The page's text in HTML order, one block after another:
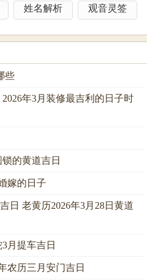
月十九。丙午年辛卯月庚辰
入宅、安门，安葬。冲煞：冲
辰为水库，亦为天罗之一，
」日，主决断，权威。此日搬
理岗位之人能震慑家宅，使邪
属狗，此日不宜进行安门仪
最强，但需配合家主八字不忌
月二十；丙午年辛卯月辛巳
动土、出行，订婚、祈福，嫁
安门；冲煞：冲猪(乙亥)煞
则可化煞为权。
姓名解析 观音灵签
些
年3月装修最吉利的日子时
的黄道吉日
嫁的日子
日 老黄历2026年3月28日黄道
月提车吉日
农历三月安门吉日